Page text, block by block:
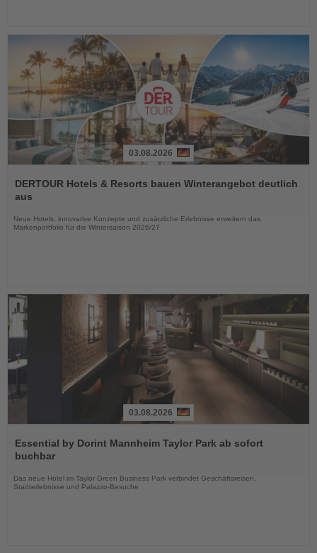
Sie
die
03.08.2026
DERTOUR Hotels & Resorts bauen Winterangebot deutlich
aus
Neue Hotels, innovative Konzepte und zusätzliche Erlebnisse erweitern das
Markenportfolio für die Wintersaison 2026/27
Sie
die
03.08.2026
Essential by Dorint Mannheim Taylor Park ab sofort
buchbar
Das neue Hotel im Taylor Green Business Park verbindet Geschäftsreisen,
Stadterlebnisse und Palazzo-Besuche